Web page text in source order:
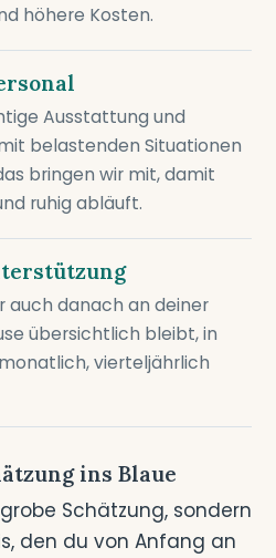
höhere Kosten.
Ausstattung und
belastenden Situationen
bringen wir mit, damit
ruhig abläuft.
auch danach an deiner
übersichtlich bleibt, in
vierteljährlich
ins Blaue
Schätzung, sondern
den du von Anfang an